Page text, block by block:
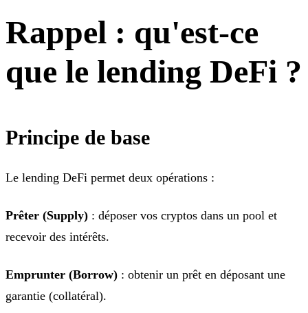
Rappel : qu'est-ce
que le lending DeFi ?
Principe de base
Le lending DeFi permet deux opérations :
Prêter (Supply) : déposer vos cryptos dans un pool et
recevoir des intérêts.
Emprunter (Borrow) : obtenir un prêt en déposant une
garantie (collatéral).